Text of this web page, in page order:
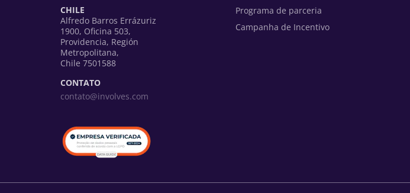
CHILE
Alfredo Barros Errázuriz
1900, Oficina 503,
Providencia, Región
Metropolitana,
Chile 7501588
CONTATO
contato@involves.com
Programa de parceria
Campanha de Incentivo